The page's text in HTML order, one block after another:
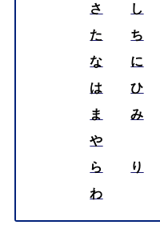
さ
し
た
ち
な
に
は
ひ
ま
み
や
ら
り
わ